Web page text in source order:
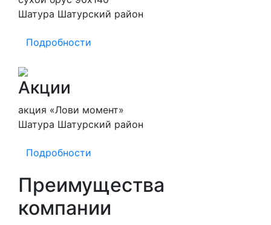
Шатура Шатурский район
Подробности
Акции
акция «Лови момент»
Шатура Шатурский район
Подробности
Преимущества
компании